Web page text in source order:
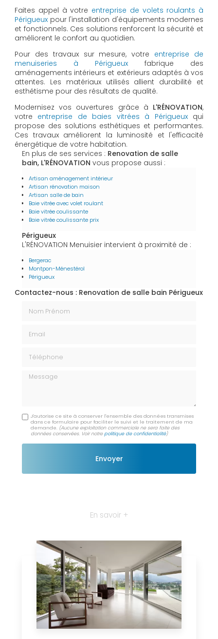
Faites appel à votre entreprise de volets roulants à
Périgueux pour l'installation d'équipements modernes
et fonctionnels. Ces solutions renforcent la sécurité et
améliorent le confort au quotidien.
Pour des travaux sur mesure, votre entreprise de
menuiseries à Périgueux fabrique des
aménagements intérieurs et extérieurs adaptés à vos
attentes. Les matériaux utilisés allient durabilité et
esthétisme pour des résultats de qualité.
Modernisez vos ouvertures grâce à L'RÉNOVATION,
votre entreprise de baies vitrées à Périgueuxqui
propose des solutions esthétiques et performantes.
Ces travaux améliorent la luminosité et l'efficacité
énergétique de votre habitation.
En plus de ses services : Renovation de salle
bain, L'RÉNOVATION vous propose aussi :
Artisan aménagement intérieur
Artisan rénovation maison
Artisan salle de bain
Baie vitrée avec volet roulant
Baie vitrée coulissante
Baie vitrée coulissante prix
Périgueux
L'RÉNOVATION Menuisier intervient à proximité de :
Bergerac
Montpon-Ménestérol
Périgueux
Contactez-nous : Renovation de salle bain Périgueux
Message
J'autorise ce site à conserver l'ensemble des données transmises
dans ce formulaire pour faciliter le suivi et le traitement de ma
demande. (Aucune exploitation commerciale ne sera faite des
données conservées. Voir notrepolitique de confidentialité)
En savoir +